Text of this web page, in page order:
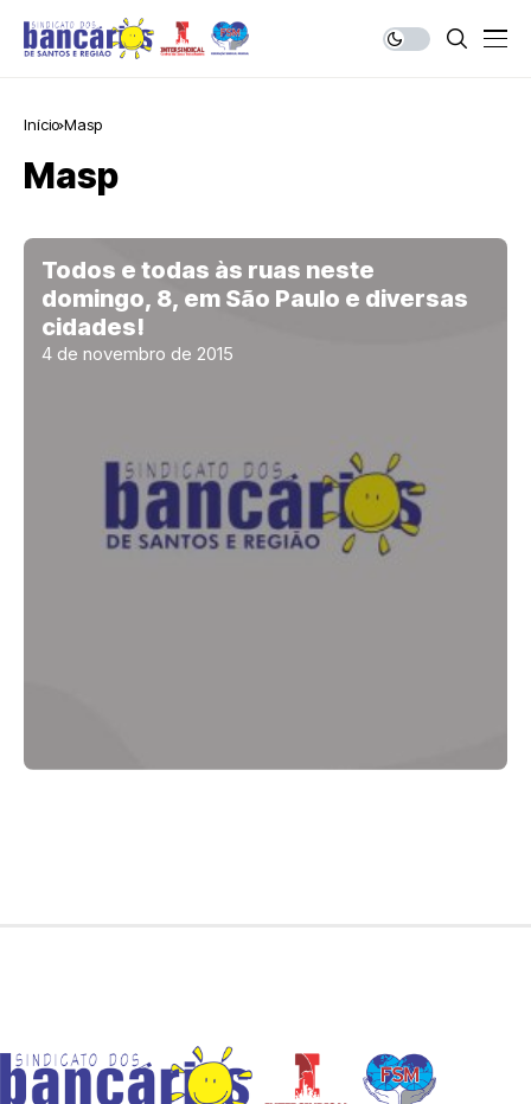
Início Masp
Masp
Todos e todas às ruas neste
domingo, 8, em São Paulo e diversas
cidades!
4 de novembro de 2015